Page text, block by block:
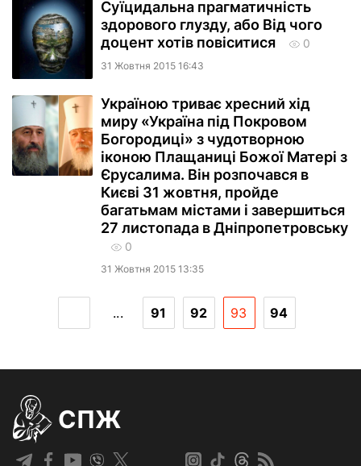
Суїцидальна прагматичність
здорового глузду, або Від чого
доцент хотів повіситися
0
31 Жовтня 2015 16:43
Україною триває хресний хід
миру «Україна під Покровом
Богородиці» з чудотворною
іконою Плащаниці Божої Матері з
Єрусалима. Він розпочався в
Києві 31 жовтня, пройде
багатьмам містами і завершиться
27 листопада в Дніпропетровську
0
31 Жовтня 2015 13:35
... 91 92 93 94
СПЖ